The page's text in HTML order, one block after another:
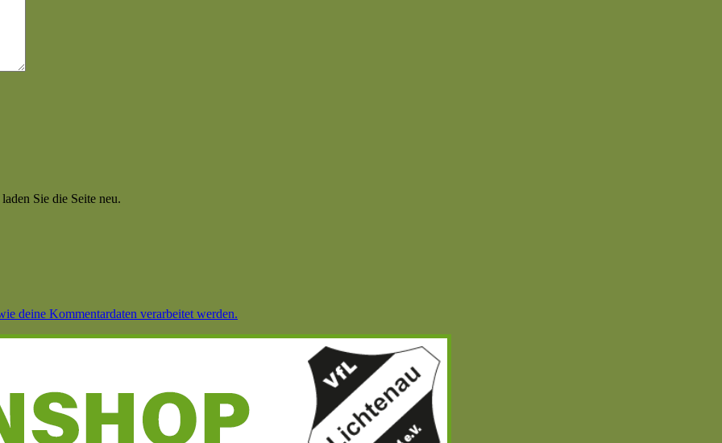
Sie die Seite neu.
deine Kommentardaten verarbeitet werden.